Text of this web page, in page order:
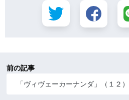
前の記事
「ヴィヴェーカーナンダ」（１２）